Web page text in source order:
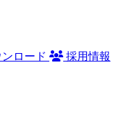
ロード 採用情報